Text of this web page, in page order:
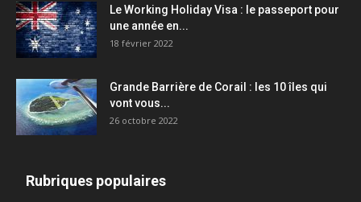
Le Working Holiday Visa : le passeport pour
une année en...
18 février 2022
Grande Barrière de Corail : les 10 îles qui
vont vous...
26 octobre 2022
Rubriques populaires